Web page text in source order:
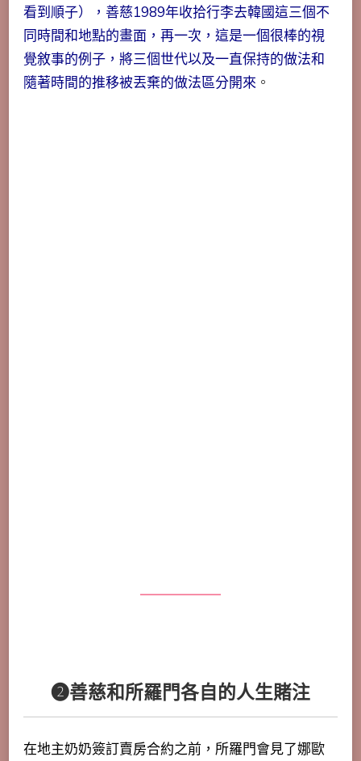
看到順子），善慈1989年收拾行李去韓國這三個不
同時間和地點的畫面，再一次，這是一個很棒的視
覺敘事的例子，將三個世代以及一直保持的做法和
隨著時間的推移被丟棄的做法區分開來 。
❷善慈和所羅門各自的人生賭注
在地主奶奶簽訂賣房合約之前，所羅門會見了娜歐